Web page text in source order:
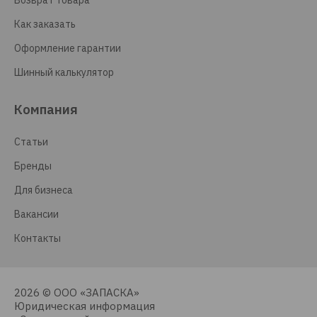
Как заказать
Оформление гарантии
Шинный калькулятор
Компания
Статьи
Бренды
Для бизнеса
Вакансии
Контакты
2026 © ООО «ЗАПАСКА»
Юридическая информация